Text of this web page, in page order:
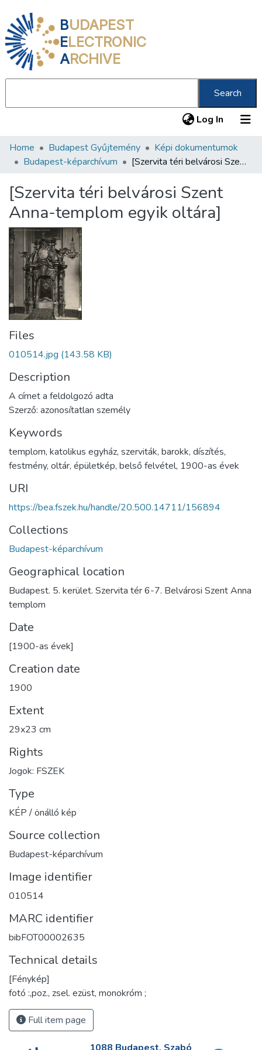
BUDAPEST
ELECTRONIC
ARCHIVE
Search
Log In (current)
Communities & Collections
Statistics
About us
Home Budapest Gyűjtemény
Képi dokumentumok
Budapest-képarchívum
[Szervita téri belvárosi Szent Anna-templom egyik oltára]
[Szervita téri belvárosi Szent
Anna-templom egyik oltára]
Files
010514.jpg (143.58 KB)
Description
A címet a feldolgozó adta
Szerző: azonosítatlan személy
Keywords
templom, katolikus egyház, szerviták, barokk, díszítés,
festmény, oltár, épületkép, belső felvétel, 1900-as évek
URI
https://bea.fszek.hu/handle/20.500.14711/156894
Collections
Budapest-képarchívum
Geographical location
Budapest. 5. kerület. Szervita tér 6-7. Belvárosi Szent Anna
templom
Date
[1900-as évek]
Creation date
1900
Extent
29x23 cm
Rights
Jogok: FSZEK
Type
KÉP / önálló kép
Source collection
Budapest-képarchívum
Image identifier
010514
MARC identifier
bibFOT00002635
Technical details
[Fénykép]
fotó :,poz., zsel. ezüst, monokróm ;
Full item page